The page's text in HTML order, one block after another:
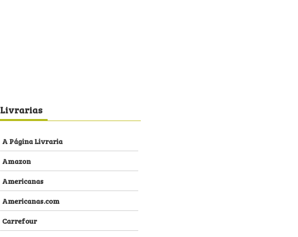
Livrarias
A Página Livraria
Amazon
Americanas
Americanas.com
Carrefour